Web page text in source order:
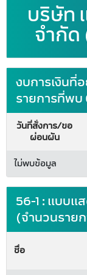
บริษัท
จำกัด
งบการเงินที่
รายการที่พบ
วันที่สั่งการ/ขอ
ผ่อนผัน
ไม่พบข้อมูล
56-1 : แบบแ
(จำนวนราย
ชื่อ